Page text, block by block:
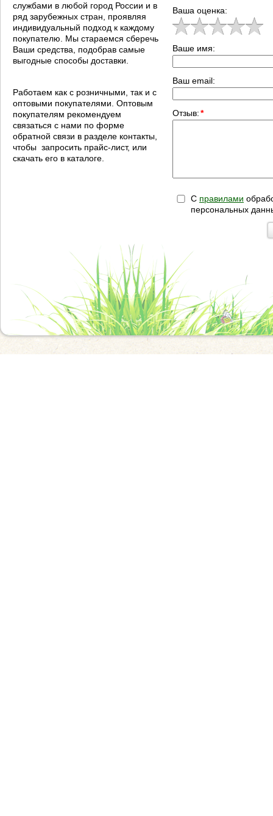
службами в любой город России и в
ряд зарубежных стран, проявляя
индивидуальный подход к каждому
покупателю. Мы стараемся сберечь
Ваши средства, подобрав самые
выгодные способы доставки.
Работаем как с розничными, так и с
оптовыми покупателями. Оптовым
покупателям рекомендуем
связаться с нами по форме
обратной связи в разделе контакты,
чтобы запросить прайс-лист, или
скачать его в каталоге.
Ваша оценка:
Ваше имя:
Ваш email:
Отзыв:*
С правилами
персональных